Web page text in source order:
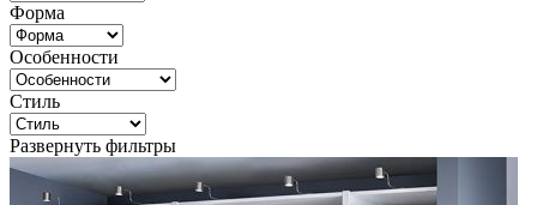
Форма
Особенности
Стиль
Развернуть фильтры